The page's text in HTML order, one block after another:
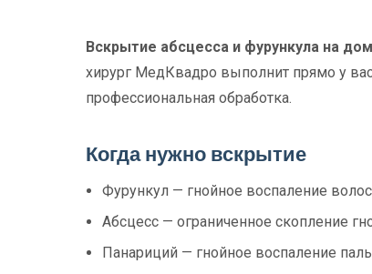
Вскрытие абсцесса и фурункула на
хирург МедКвадро выполнит прямо у
профессиональная обработка.
Когда нужно вскрытие
Фурункул — гнойное воспаление
Абсцесс — ограниченное скопление
Панариций — гнойное воспаление